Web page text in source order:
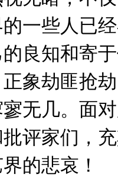
一些人已
良知和寄
象劫匪抢
寥无几。面
评家们，
的悲哀！